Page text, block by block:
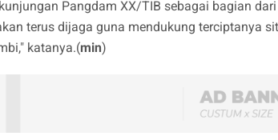
Pangdam XX/TIB sebagai bagian
terus dijaga guna mendukung terciptanya
katanya.(min)